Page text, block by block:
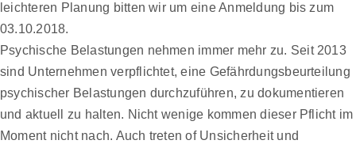
leichteren Planung bitten wir um eine Anmeldung bis zum
03.10.2018.
Psychische Belastungen nehmen immer mehr zu. Seit 2013
sind Unternehmen verpflichtet, eine Gefährdungsbeurteilung
psychischer Belastungen durchzuführen, zu dokumentieren
und aktuell zu halten. Nicht wenige kommen dieser Pflicht im
Moment nicht nach. Auch treten of Unsicherheit und